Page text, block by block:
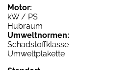
Motor:
kW / PS
Hubraum
Umweltnormen:
Schadstoffklasse
Umweltplakette